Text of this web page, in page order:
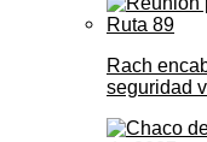
Rach
seguridad